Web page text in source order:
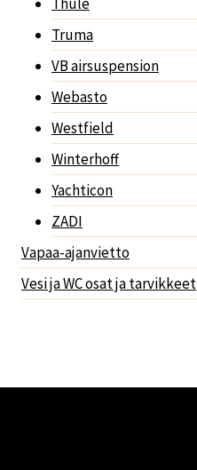
Truma
VB airsuspension
Webasto
Westfield
Winterhoff
Yachticon
ZADI
Vapaa-ajanvietto
Vesi ja WC osat ja tarvikkeet